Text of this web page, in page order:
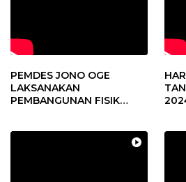
PEMDES JONO OGE
LAKSANAKAN
PEMBANGUNAN FISIK